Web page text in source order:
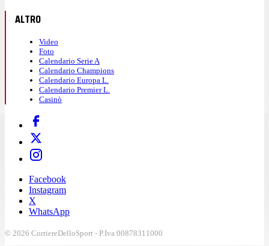
ALTRO
Video
Foto
Calendario Serie A
Calendario Champions
Calendario Europa L.
Calendario Premier L.
Casinò
Facebook
Instagram
X
WhatsApp
© 2026 CorriereDelloSport - P.Iva 00878311000